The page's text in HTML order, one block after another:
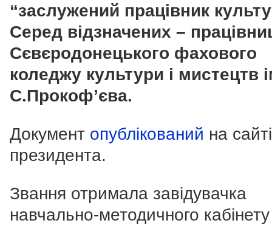
“заслужений працівник
Серед відзначених –
Сєвєродонецького фахового
коледжу культури і мистецтв
С.Прокоф’єва.
Документ опублікований на сайті
президента.
Звання отримала завідувачка
навчально-методичного кабінету